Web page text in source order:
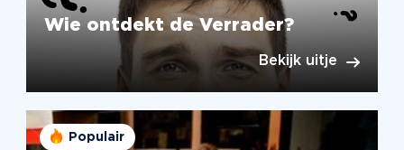
Wie ontdekt de Verrader?
Bekijk uitje
Populair